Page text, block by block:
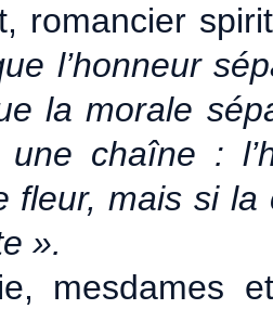
romancier
l’honneur
la morale
chaîne :
fleur, mais si
».
mesdames